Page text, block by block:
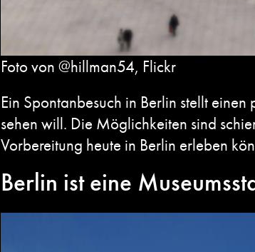
Foto von @hillman54, Flickr
Ein Spontanbesuch in Berlin stellt
sehen will. Die Möglichkeiten sind
Vorbereitung heute in Berlin erleben
Berlin ist eine